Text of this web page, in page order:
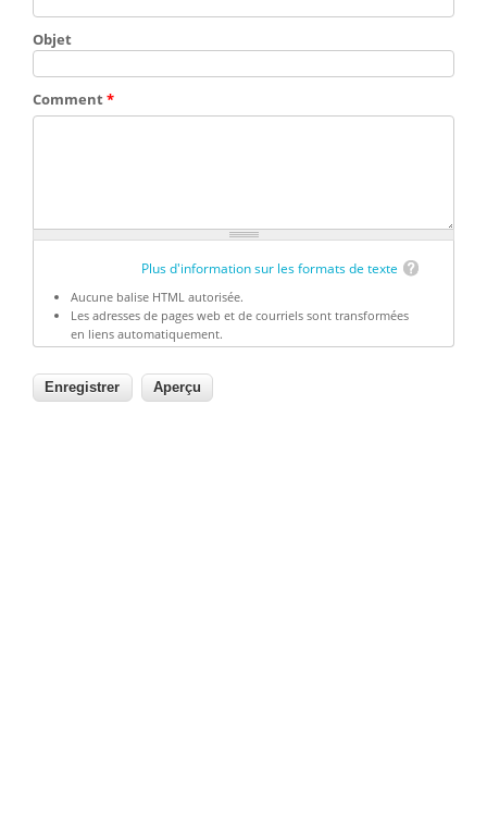
Objet
Comment*
Plus d'information sur les formats de texte
Aucune balise HTML autorisée.
Les adresses de pages web et de courriels sont transformées
en liens automatiquement.